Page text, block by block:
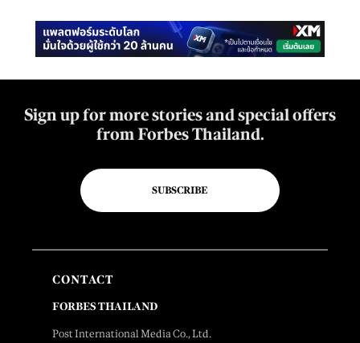
Sign up for more stories and special offers
from Forbes Thailand.
SUBSCRIBE
CONTACT
FORBES THAILAND
Post International Media Co., Ltd.